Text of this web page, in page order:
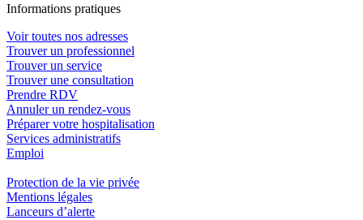
Informations pratiques
Voir toutes nos adresses
Trouver un professionnel
Trouver un service
Trouver une consultation
Prendre RDV
Annuler un rendez-vous
Préparer votre hospitalisation
Services administratifs
Emploi​
Protection de la vie privée
Mentions légales
Lanceurs d’alerte